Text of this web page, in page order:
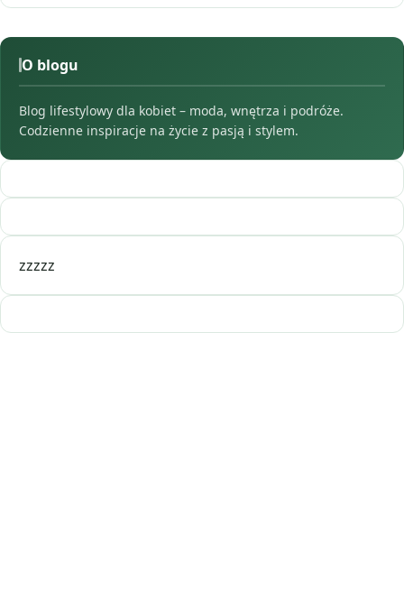
O blogu
Blog lifestylowy dla kobiet – moda, wnętrza i podróże.
Codzienne inspiracje na życie z pasją i stylem.
zzzzz